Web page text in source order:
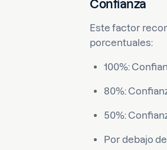
Confianza
Este factor
porcentuales:
100%:
80%:
50%:
Por debajo